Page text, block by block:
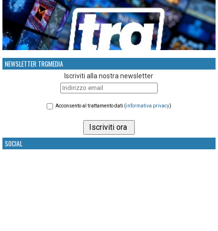
NEWSLETTER TRGMEDIA
Iscriviti alla nostra newsletter
Acconsento al trattamento dati (informativa privacy)
SOCIAL